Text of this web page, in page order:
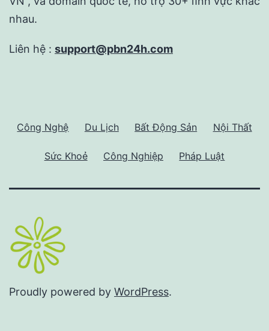
nhau.
Liên hệ : support@pbn24h.com
Công Nghệ Du Lịch Bất Động Sản Nội Thất
Sức Khoẻ Công Nghiệp Pháp Luật
Proudly powered by WordPress.